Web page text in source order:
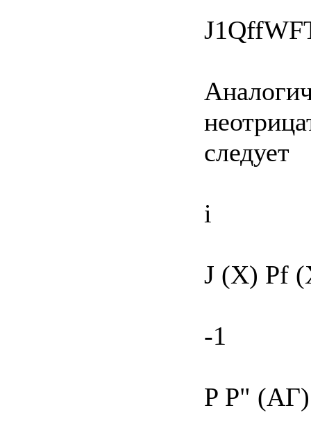
следует
і
J (X) Pf
-1
P Р"